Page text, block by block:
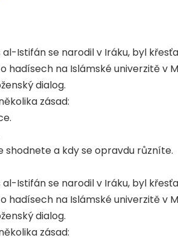
al-Istifán se narodil v Iráku, byl
hadísech na Islámské univerzitě v
dialog.
zásad:
shodnete a kdy se opravdu různíte.
al-Istifán se narodil v Iráku, byl
hadísech na Islámské univerzitě v
dialog.
zásad: